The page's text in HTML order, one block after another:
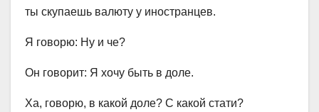
ты скупаешь валюту у иностранцев.
Я говорю: Ну и че?
Он говорит: Я хочу быть в доле.
Ха, говорю, в какой доле? С какой стати?